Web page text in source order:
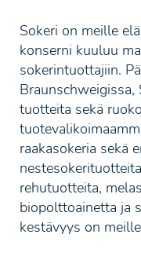
Sokeri on meille
konserni kuuluu
sokerintuottajiin.
Braunschweigissa,
tuotteita sekä
raakasokeria sekä
rehutuotteita,
biopolttoainetta ja
kestävyys on